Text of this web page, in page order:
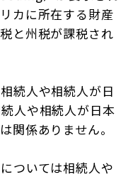
カに所在する財産
と州税が課税され
続人や相続人が日
人や相続人が日本
関係ありません。
ついては相続人や